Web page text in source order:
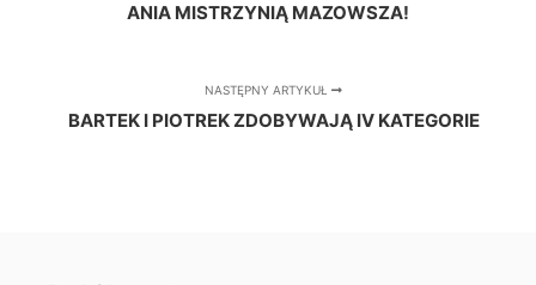
ANIA MISTRZYNIĄ MAZOWSZA!
NASTĘPNY ARTYKUŁ
BARTEK I PIOTREK ZDOBYWAJĄ IV KATEGORIE